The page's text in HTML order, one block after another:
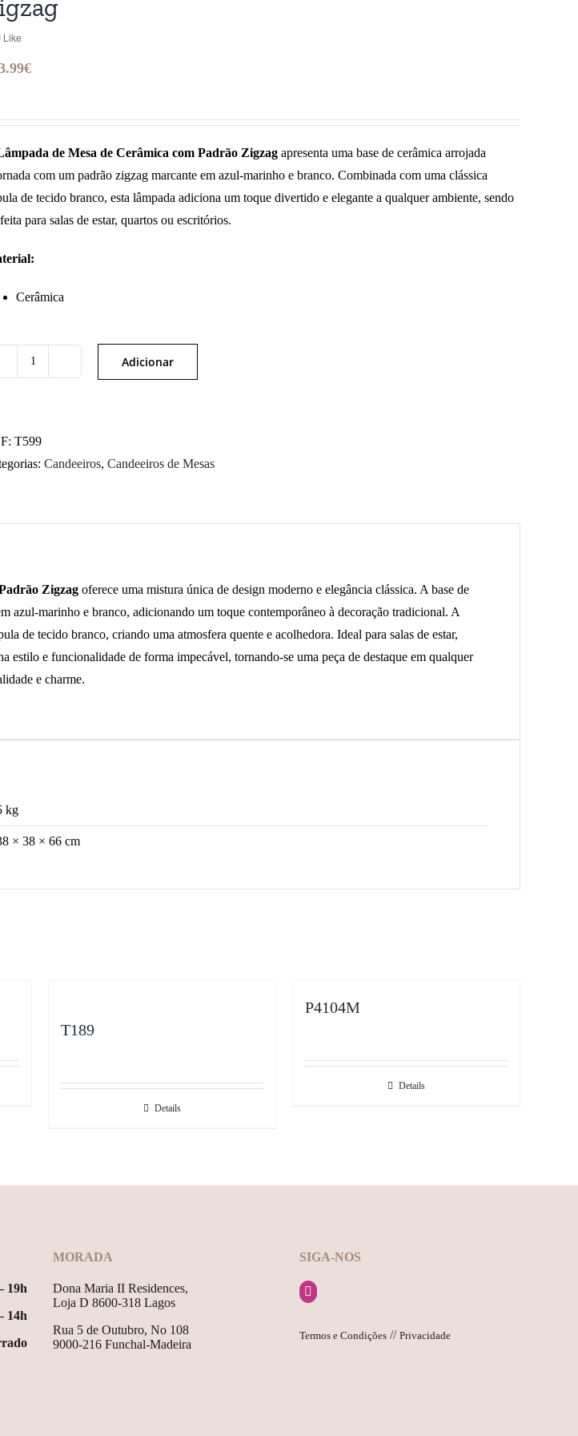
Like
€
de Mesa de Cerâmica com Padrão Zigzag apresenta uma base de cerâmica arrojada
com um padrão zigzag marcante em azul-marinho e branco. Combinada com uma clássica
de tecido branco, esta lâmpada adiciona um toque divertido e elegante a qualquer ambiente, sendo
para salas de estar, quartos ou escritórios.
Cerâmica
de
Mesa
com
Adicionar
T599
Candeeiros, Candeeiros de Mesas
Zigzag oferece uma mistura única de design moderno e elegância clássica. A base de
azul-marinho e branco, adicionando um toque contemporâneo à decoração tradicional. A
de tecido branco, criando uma atmosfera quente e acolhedora. Ideal para salas de estar,
estilo e funcionalidade de forma impecável, tornando-se uma peça de destaque em qualquer
e charme.
kg
× 38 × 66 cm
T189
Details
P4104M
Details
19h
14h
MORADA
Dona Maria II Residences,
Loja D 8600-318 Lagos
Rua 5 de Outubro, No 108
9000-216 Funchal-Madeira
SIGA-NOS
Termos e Condições // Privacidade